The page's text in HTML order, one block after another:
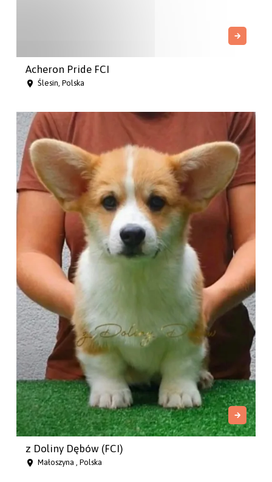
Acheron Pride FCI
Ślesin, Polska
z Doliny Dębów (FCI)
Małoszyna , Polska